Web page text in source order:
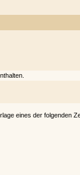
eines der folgenden